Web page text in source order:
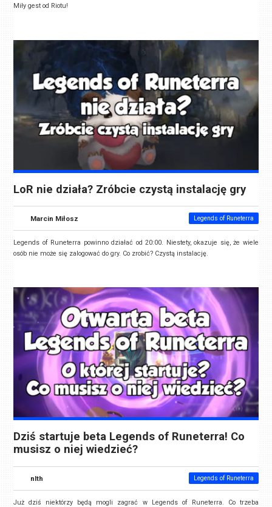
Miły gest od Riotu!
LoR nie działa? Zróbcie czystą instalację gry
Marcin Miłosz Legends of Runeterra
Legends of Runeterra powinno działać od 20:00. Niestety, okazuje się, że wiele
osób nie może się zalogować do gry. Co zrobić? Czystą instalację.
Dziś startuje beta Legends of Runeterra! Co
musisz o niej wiedzieć?
nlth Legends of Runeterra
Już dziś niektórzy będą mogli zagrać w Legends of Runeterra. Co trzeba